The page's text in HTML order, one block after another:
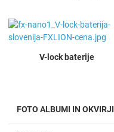
FOTO ALBUMI IN OKVIRJI
V-lock baterije